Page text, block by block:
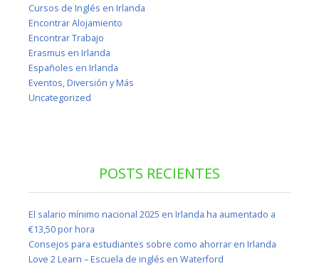
Cursos de Inglés en Irlanda
Encontrar Alojamiento
Encontrar Trabajo
Erasmus en Irlanda
Españoles en Irlanda
Eventos, Diversión y Más
Uncategorized
POSTS RECIENTES
El salario mínimo nacional 2025 en Irlanda ha aumentado a
€13,50 por hora
Consejos para estudiantes sobre como ahorrar en Irlanda
Love 2 Learn – Escuela de inglés en Waterford